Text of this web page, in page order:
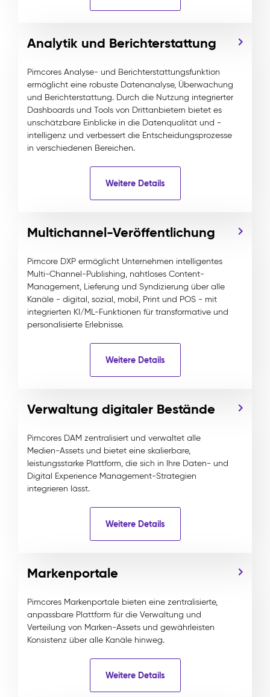
Analytik und Berichterstattung
Pimcores Analyse- und Berichterstattungsfunktion
ermöglicht eine robuste Datenanalyse, Überwachung
und Berichterstattung. Durch die Nutzung integrierter
Dashboards und Tools von Drittanbietern bietet es
unschätzbare Einblicke in die Datenqualität und -
intelligenz und verbessert die Entscheidungsprozesse
in verschiedenen Bereichen.
Weitere Details
Multichannel-Veröffentlichung
Pimcore DXP ermöglicht Unternehmen intelligentes
Multi-Channel-Publishing, nahtloses Content-
Management, Lieferung und Syndizierung über alle
Kanäle - digital, sozial, mobil, Print und POS - mit
integrierten KI/ML-Funktionen für transformative und
personalisierte Erlebnisse.
Weitere Details
Verwaltung digitaler Bestände
Pimcores DAM zentralisiert und verwaltet alle
Medien-Assets und bietet eine skalierbare,
leistungsstarke Plattform, die sich in Ihre Daten- und
Digital Experience Management-Strategien
integrieren lässt.
Weitere Details
Markenportale
Pimcores Markenportale bieten eine zentralisierte,
anpassbare Plattform für die Verwaltung und
Verteilung von Marken-Assets und gewährleisten
Konsistenz über alle Kanäle hinweg.
Weitere Details